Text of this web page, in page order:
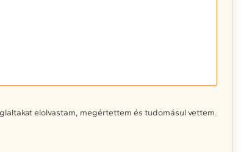
elolvastam, megértettem és tudomásul vettem.